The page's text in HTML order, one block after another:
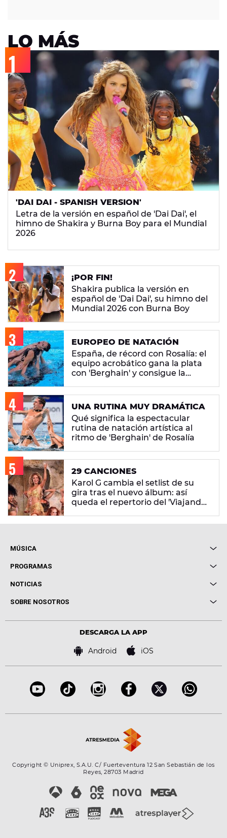
LO MÁS
'DAI DAI - SPANISH VERSION'
Letra de la versión en español de 'Dai Dai', el
himno de Shakira y Burna Boy para el Mundial
2026
¡POR FIN!
Shakira publica la versión en
español de 'Dai Dai', su himno del
Mundial 2026 con Burna Boy
EUROPEO DE NATACIÓN
España, de récord con Rosalía: el
equipo acrobático gana la plata
con 'Berghain' y consigue la
UNA RUTINA MUY DRAMÁTICA
Qué significa la espectacular
rutina de natación artística al
ritmo de 'Berghain' de Rosalía
29 CANCIONES
Karol G cambia el setlist de su
gira tras el nuevo álbum: así
queda el repertorio del 'Viajando
MÚSICA
Local de Ensayo Europa FM
Conciertos
PROGRAMAS
Cuerpos especiales
Locutores Europa FM
NOTICIAS
Cine y Televisión
Virales
SOBRE NOSOTROS
Bases de concursos
DESCARGA LA APP
Android iOS
Copyright © Uniprex, S.A.U. C/ Fuerteventura 12 San Sebastián de los
Reyes, 28703 Madrid